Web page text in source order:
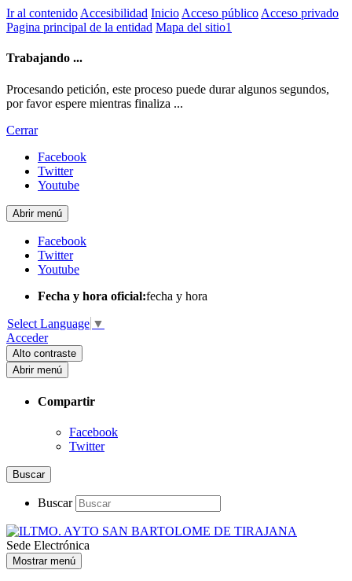
Ir al contenido Accesibilidad Inicio Acceso público Acceso privado
Pagina principal de la entidad Mapa del sitio1
Trabajando ...
Procesando petición, este proceso puede durar algunos segundos,
por favor espere mientras finaliza ...
Cerrar
Facebook
Twitter
Youtube
Abrir menú
Facebook
Twitter
Youtube
Fecha y hora oficial:fecha y hora
Select Language ▼
Acceder
Alto contraste
Abrir menú
Compartir
Facebook
Twitter
Buscar
Buscar
Sede Electrónica
Mostrar menú